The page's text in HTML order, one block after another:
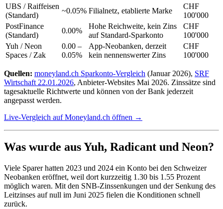
UBS / Raiffeisen
(Standard)
~0.05% Filialnetz, etablierte Marke
CHF
100'000
PostFinance
(Standard)
0.00%
Hohe Reichweite, kein Zins
auf Standard-Sparkonto
CHF
100'000
Yuh / Neon
Spaces / Zak
0.00 –
0.05%
App-Neobanken, derzeit
kein nennenswerter Zins
CHF
100'000
Quellen: moneyland.ch Sparkonto-Vergleich (Januar 2026), SRF
Wirtschaft 22.01.2026, Anbieter-Websites Mai 2026. Zinssätze sind
tagesaktuelle Richtwerte und können von der Bank jederzeit
angepasst werden.
Live-Vergleich auf Moneyland.ch öffnen →
Was wurde aus Yuh, Radicant und Neon?
Viele Sparer hatten 2023 und 2024 ein Konto bei den Schweizer
Neobanken eröffnet, weil dort kurzzeitig 1.30 bis 1.55 Prozent
möglich waren. Mit den SNB-Zinssenkungen und der Senkung des
Leitzinses auf null im Juni 2025 fielen die Konditionen schnell
zurück.